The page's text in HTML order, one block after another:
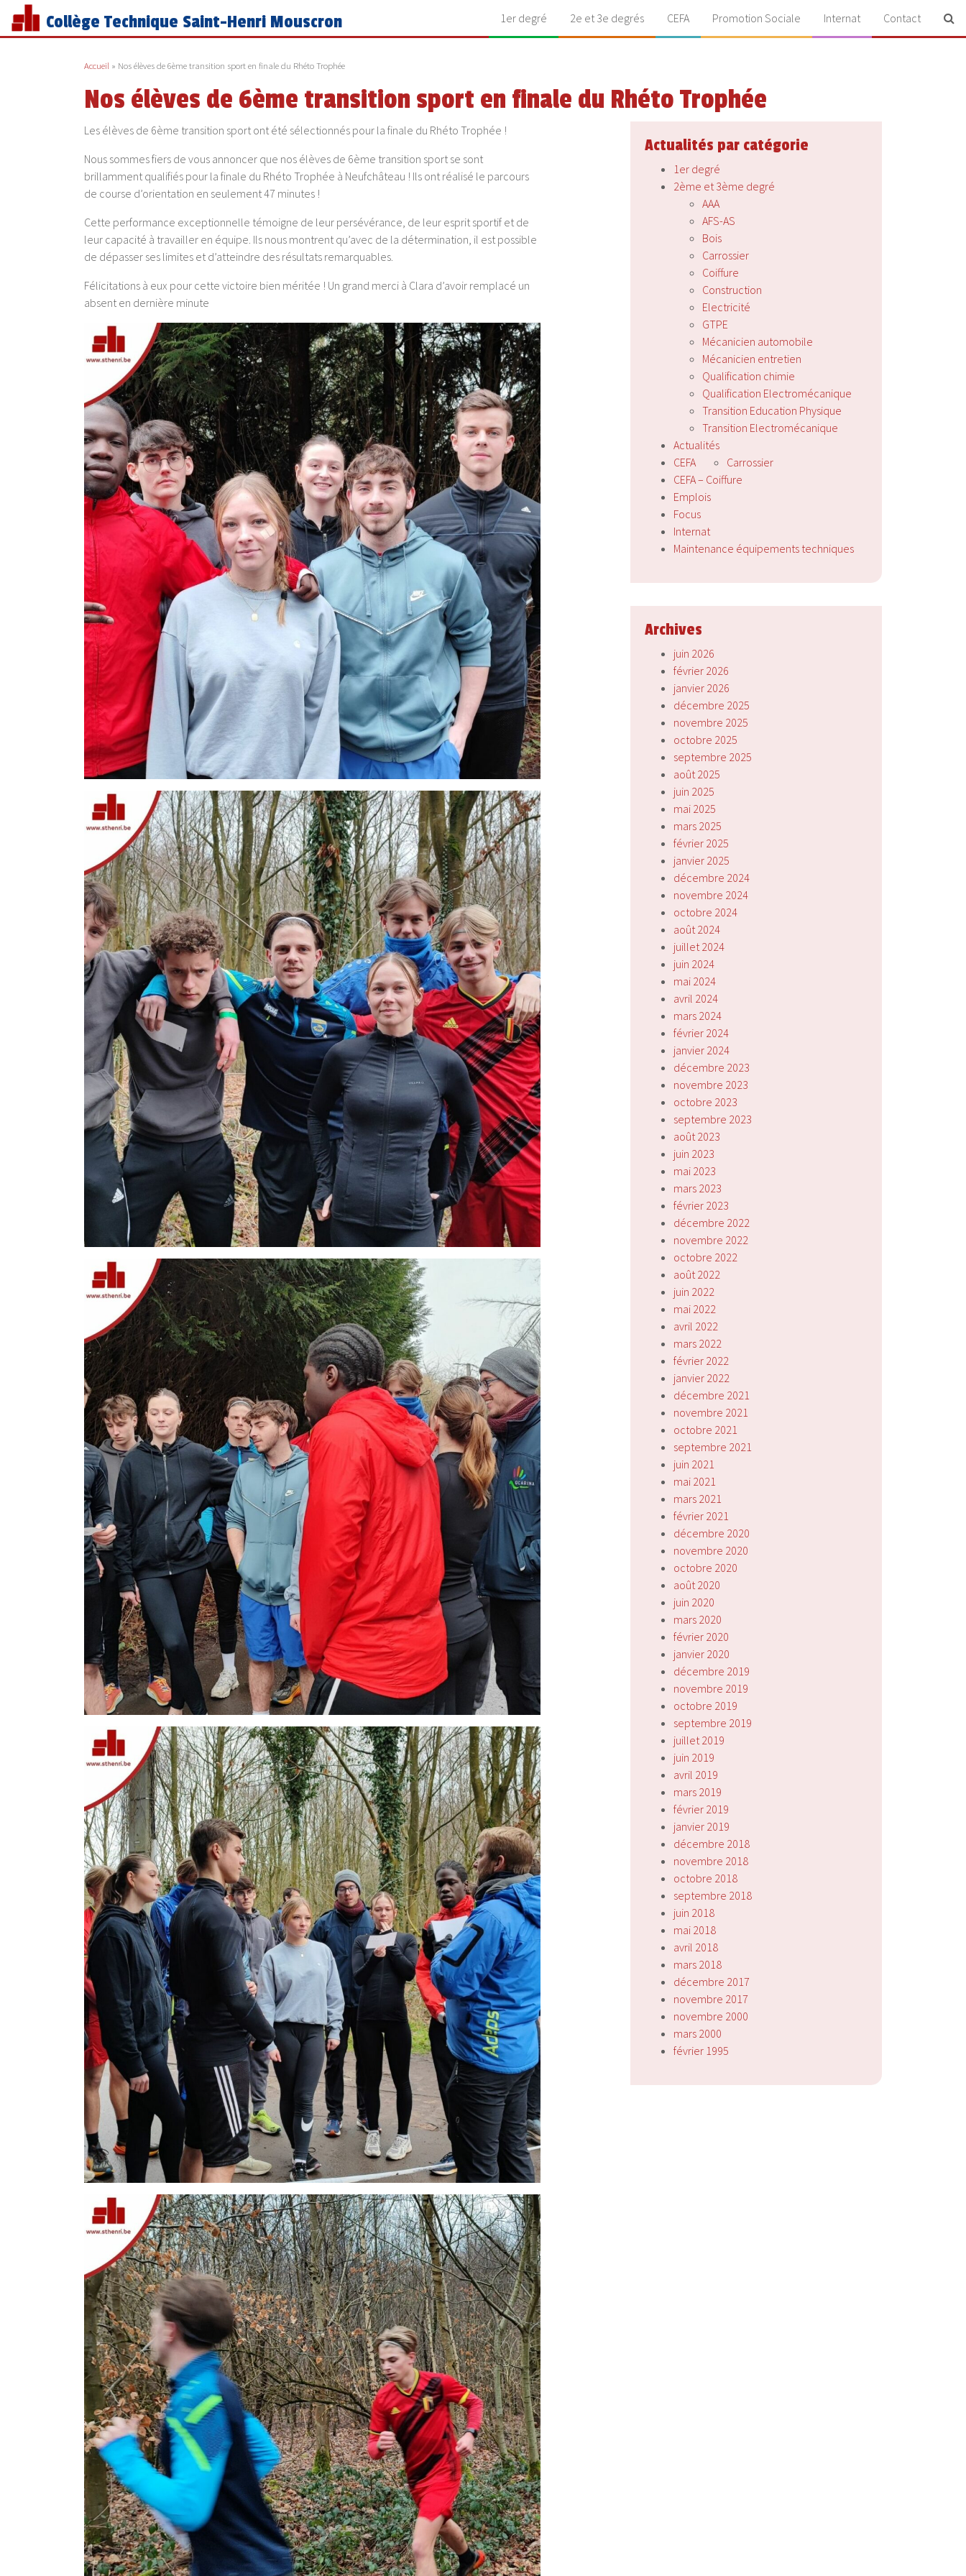
Collège Technique Saint-Henri Mouscron 1er degré 2e et 3e degrés CEFA Promotion Sociale Internat Contact
Accueil » Nos élèves de 6ème transition sport en finale du Rhéto Trophée
Nos élèves de 6ème transition sport en finale du Rhéto Trophée
Les élèves de 6ème transition sport ont été sélectionnés pour la finale du Rhéto Trophée !
Nous sommes fiers de vous annoncer que nos élèves de 6ème transition sport se sont
brillamment qualifiés pour la finale du Rhéto Trophée à Neufchâteau ! Ils ont réalisé le parcours
de course d’orientation en seulement 47 minutes !
Cette performance exceptionnelle témoigne de leur persévérance, de leur esprit sportif et de
leur capacité à travailler en équipe. Ils nous montrent qu’avec de la détermination, il est possible
de dépasser ses limites et d’atteindre des résultats remarquables.
Félicitations à eux pour cette victoire bien méritée ! Un grand merci à Clara d’avoir remplacé un
absent en dernière minute
Actualités par catégorie
1er degré
2ème et 3ème degré
AAA
AFS-AS
Bois
Carrossier
Coiffure
Construction
Electricité
GTPE
Mécanicien automobile
Mécanicien entretien
Qualification chimie
Qualification Electromécanique
Transition Education Physique
Transition Electromécanique
Actualités
CEFA
Carrossier
CEFA – Coiffure
Emplois
Focus
Internat
Maintenance équipements techniques
Archives
juin 2026
février 2026
janvier 2026
décembre 2025
novembre 2025
octobre 2025
septembre 2025
août 2025
juin 2025
mai 2025
mars 2025
février 2025
janvier 2025
décembre 2024
novembre 2024
octobre 2024
août 2024
juillet 2024
juin 2024
mai 2024
avril 2024
mars 2024
février 2024
janvier 2024
décembre 2023
novembre 2023
octobre 2023
septembre 2023
août 2023
juin 2023
mai 2023
mars 2023
février 2023
décembre 2022
novembre 2022
octobre 2022
août 2022
juin 2022
mai 2022
avril 2022
mars 2022
février 2022
janvier 2022
décembre 2021
novembre 2021
octobre 2021
septembre 2021
juin 2021
mai 2021
mars 2021
février 2021
décembre 2020
novembre 2020
octobre 2020
août 2020
juin 2020
mars 2020
février 2020
janvier 2020
décembre 2019
novembre 2019
octobre 2019
septembre 2019
juillet 2019
juin 2019
avril 2019
mars 2019
février 2019
janvier 2019
décembre 2018
novembre 2018
octobre 2018
septembre 2018
juin 2018
mai 2018
avril 2018
mars 2018
décembre 2017
novembre 2017
novembre 2000
mars 2000
février 1995